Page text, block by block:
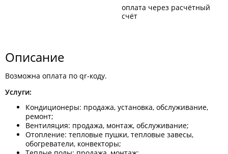
оплата через расчётный
счёт
Описание
Возможна оплата по qr-коду.
Услуги:
Кондиционеры: продажа, установка, обслуживание,
ремонт;
Вентиляция: продажа, монтаж, обслуживание;
Отопление: тепловые пушки, тепловые завесы,
обогреватели, конвекторы;